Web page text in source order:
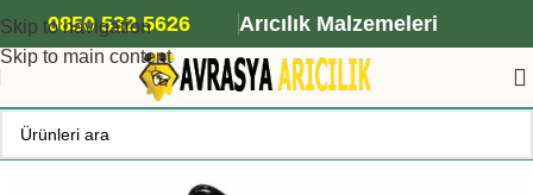
Skip to navigation
Skip to main content
ANA ARI SİPARİŞİ İÇİN TIKLAYIN
0850 532 5626 Arıcılık Malzemeleri